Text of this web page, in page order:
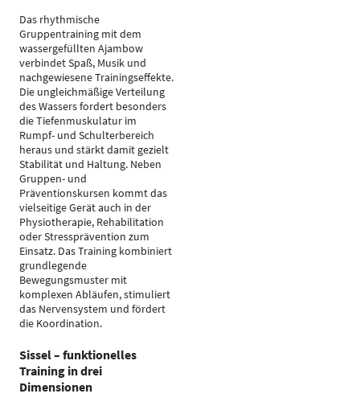
Das rhythmische
Gruppentraining mit dem
wassergefüllten Ajambow
verbindet Spaß, Musik und
nachgewiesene Trainingseffekte.
Die ungleichmäßige Verteilung
des Wassers fordert besonders
die Tiefenmuskulatur im
Rumpf- und Schulterbereich
heraus und stärkt damit gezielt
Stabilität und Haltung. Neben
Gruppen- und
Präventionskursen kommt das
vielseitige Gerät auch in der
Physiotherapie, Rehabilitation
oder Stressprävention zum
Einsatz. Das Training kombiniert
grundlegende
Bewegungsmuster mit
komplexen Abläufen, stimuliert
das Nervensystem und fördert
die Koordination.
Sissel – funktionelles
Training in drei
Dimensionen